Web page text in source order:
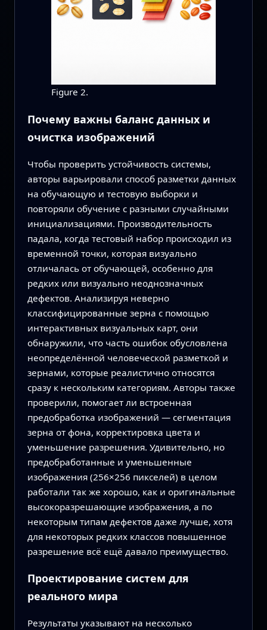
Figure 2.
Почему важны баланс данных и
очистка изображений
Чтобы проверить устойчивость системы,
авторы варьировали способ разметки данных
на обучающую и тестовую выборки и
повторяли обучение с разными случайными
инициализациями. Производительность
падала, когда тестовый набор происходил из
временной точки, которая визуально
отличалась от обучающей, особенно для
редких или визуально неоднозначных
дефектов. Анализируя неверно
классифицированные зерна с помощью
интерактивных визуальных карт, они
обнаружили, что часть ошибок обусловлена
неопределённой человеческой разметкой и
зернами, которые реалистично относятся
сразу к нескольким категориям. Авторы также
проверили, помогает ли встроенная
предобработка изображений — сегментация
зерна от фона, корректировка цвета и
уменьшение разрешения. Удивительно, но
предобработанные и уменьшенные
изображения (256×256 пикселей) в целом
работали так же хорошо, как и оригинальные
высокоразрешающие изображения, а по
некоторым типам дефектов даже лучше, хотя
для некоторых редких классов повышенное
разрешение всё ещё давало преимущество.
Проектирование систем для
реального мира
Результаты указывают на несколько